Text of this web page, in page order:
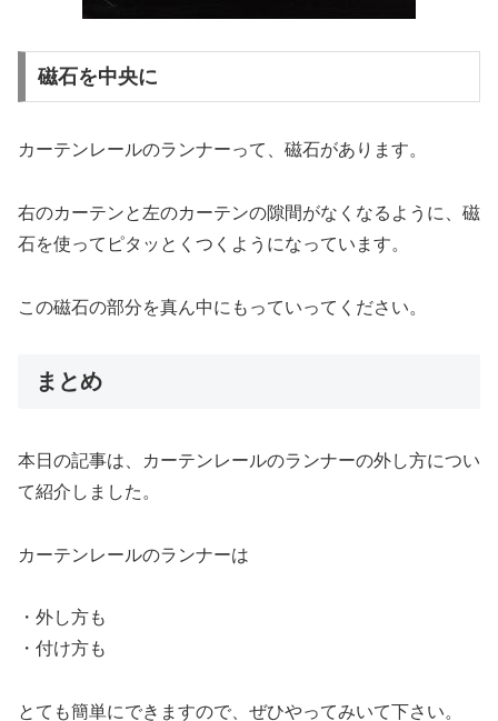
磁石を中央に
カーテンレールのランナーって、磁石があります。
右のカーテンと左のカーテンの隙間がなくなるように、磁
石を使ってピタッとくつくようになっています。
この磁石の部分を真ん中にもっていってください。
まとめ
本日の記事は、カーテンレールのランナーの外し方につい
て紹介しました。
カーテンレールのランナーは
・外し方も
・付け方も
とても簡単にできますので、ぜひやってみいて下さい。